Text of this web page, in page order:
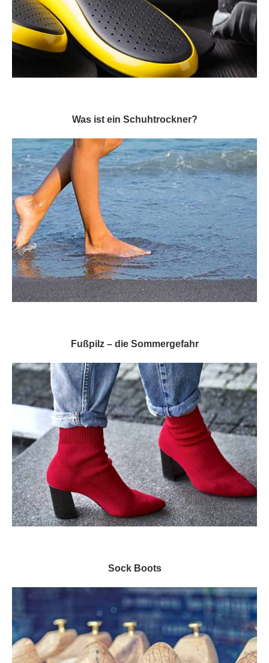
Was ist ein Schuhtrockner?
Fußpilz – die Sommergefahr
Sock Boots